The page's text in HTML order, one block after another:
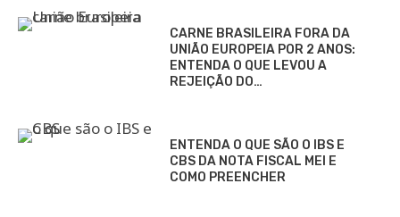
CARNE BRASILEIRA FORA DA
UNIÃO EUROPEIA POR 2 ANOS:
ENTENDA O QUE LEVOU A
REJEIÇÃO DO…
ENTENDA O QUE SÃO O IBS E
CBS DA NOTA FISCAL MEI E
COMO PREENCHER